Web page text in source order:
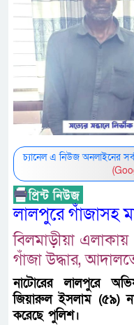
চ্যানেল এ নিউজ অনলাইনের
লালপুরে গাঁজাসহ
বিলমাড়ীয়া
গাঁজা উদ্ধার,
নাটোরের লালপুরে
জিয়ারুল ইসলাম (৫৯)
করেছে পুলিশ।